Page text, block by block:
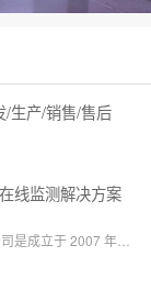
/生产/销售/售后
线监测解决方案